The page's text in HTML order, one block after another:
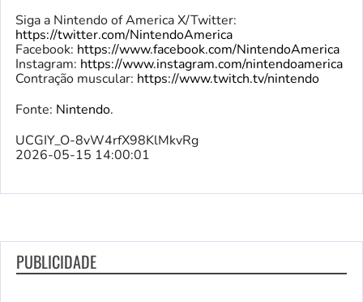
Siga a Nintendo of America X/Twitter:
https://twitter.com/NintendoAmerica
Facebook: https://www.facebook.com/NintendoAmerica
Instagram: https://www.instagram.com/nintendoamerica
Contração muscular: https://www.twitch.tv/nintendo
Fonte: Nintendo.
UCGIY_O-8vW4rfX98KlMkvRg
2026-05-15 14:00:01
PUBLICIDADE